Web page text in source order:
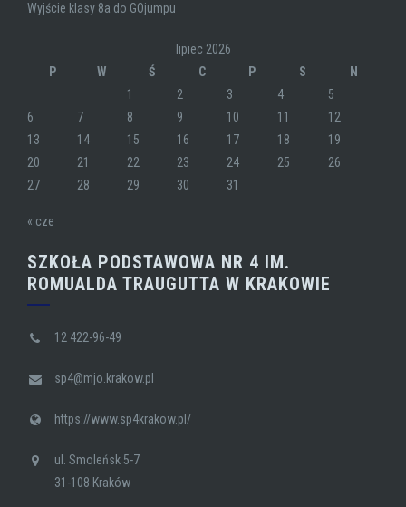
Wyjście klasy 8a do GOjumpu
lipiec 2026
P
W Ś C P S
N
1
2 3 4
5
6
7 8 9 10 11
12
13
14 15 16 17 18
19
20
21 22 23 24 25
26
27
28 29 30 31
« cze
SZKOŁA PODSTAWOWA NR 4 IM.
ROMUALDA TRAUGUTTA W KRAKOWIE
12 422-96-49
sp4@mjo.krakow.pl
https://www.sp4krakow.pl/
ul. Smoleńsk 5-7
31-108 Kraków